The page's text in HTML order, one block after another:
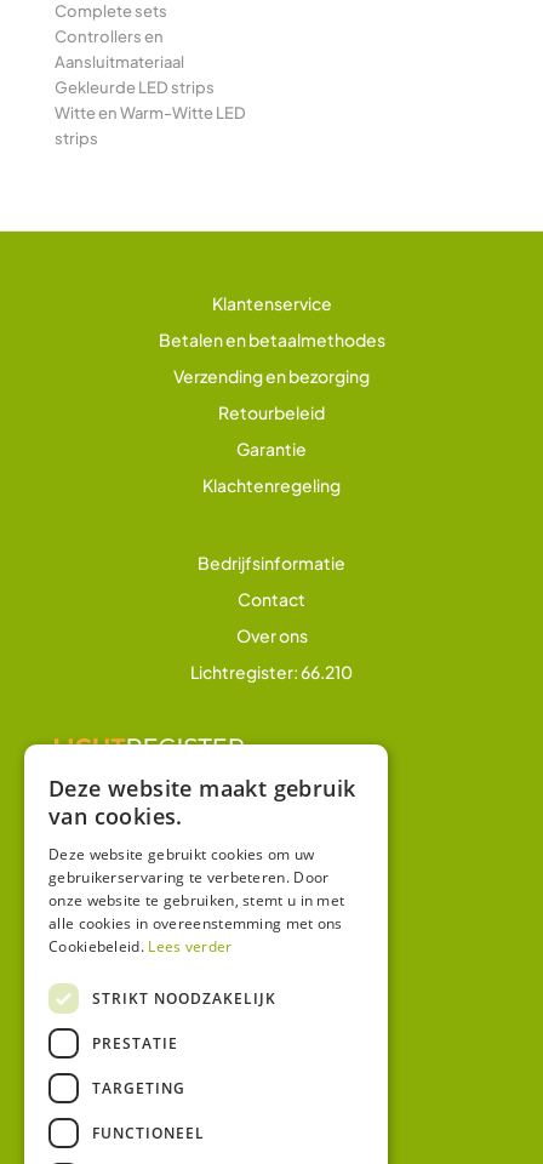
Complete sets
Controllers en
Aansluitmateriaal
Gekleurde LED strips
Witte en Warm-Witte LED
strips
Klantenservice
Betalen en betaalmethodes
Verzending en bezorging
Retourbeleid
Garantie
Klachtenregeling
Bedrijfsinformatie
Contact
Over ons
Lichtregister: 66.210
Winkel
Mijn account
Algemene voorwaarden
Deze website maakt gebruik
van cookies.
Deze website gebruikt cookies om uw
gebruikerservaring te verbeteren. Door
onze website te gebruiken, stemt u in met
alle cookies in overeenstemming met ons
Cookiebeleid. Lees verder
STRIKT NOODZAKELIJK
PRESTATIE
TARGETING
FUNCTIONEEL